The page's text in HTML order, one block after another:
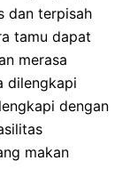
dan terpisah
tamu dapat
merasa
dilengkapi
dengan
makan